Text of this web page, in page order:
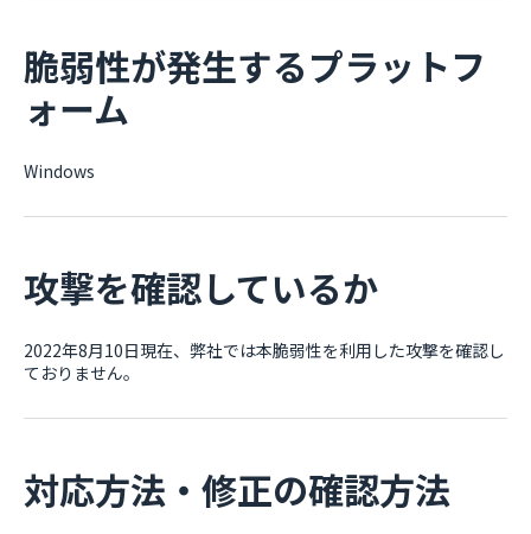
脆弱性が発生するプラットフ
ォーム
Windows
攻撃を確認しているか
2022年8月10日現在、弊社では本脆弱性を利用した攻撃を確認し
ておりません。
対応方法・修正の確認方法